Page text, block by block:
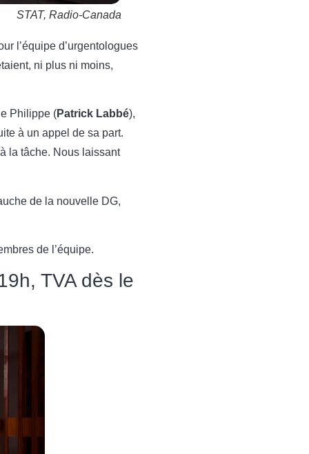
STAT, Radio-Canada
l’équipe d’urgentologues
ni plus ni moins,
Philippe (Patrick Labbé),
à un appel de sa part.
la tâche. Nous laissant
de la nouvelle DG,
de l’équipe.
TVA dès le